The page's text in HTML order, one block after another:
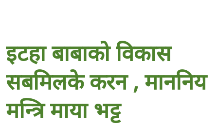
इटहा बाबाको विकास
सबमिलके करन , माननिय
मन्त्रि माया भट्ट